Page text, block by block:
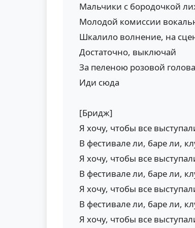
Мальчики с бородочкой
Молодой комиссии
Шкалило волнение, на
Достаточно, выключай
За пеленою розовой
Иди сюда
[Бридж]
Я хочу, чтобы все
В фестивале ли, баре ли,
Я хочу, чтобы все
В фестивале ли, баре ли,
Я хочу, чтобы все
В фестивале ли, баре ли,
Я хочу, чтобы все